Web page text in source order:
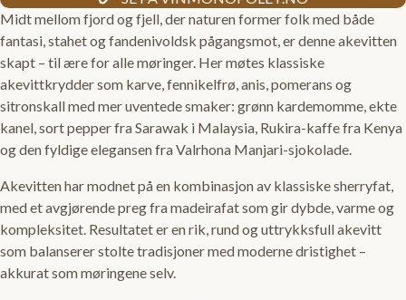
Midt mellom fjord og fjell, der naturen former folk med både
fantasi, stahet og fandenivoldsk pågangsmot, er denne akevitten
skapt – til ære for alle møringer. Her møtes klassiske
akevittkrydder som karve, fennikelfrø, anis, pomerans og
sitronskall med mer uventede smaker: grønn kardemomme, ekte
kanel, sort pepper fra Sarawak i Malaysia, Rukira-kaffe fra Kenya
og den fyldige elegansen fra Valrhona Manjari-sjokolade.
Akevitten har modnet på en kombinasjon av klassiske sherryfat,
med et avgjørende preg fra madeirafat som gir dybde, varme og
kompleksitet. Resultatet er en rik, rund og uttrykksfull akevitt
som balanserer stolte tradisjoner med moderne dristighet –
akkurat som møringene selv.